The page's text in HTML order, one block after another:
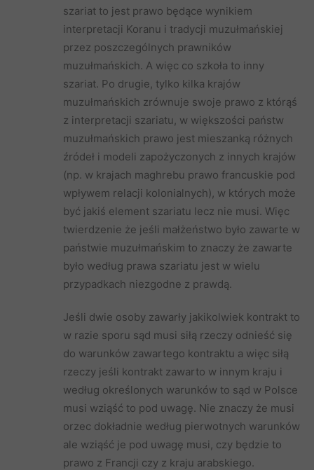
szariat to jest prawo będące wynikiem
interpretacji Koranu i tradycji muzułmańskiej
przez poszczególnych prawników
muzułmańskich. A więc co szkoła to inny
szariat. Po drugie, tylko kilka krajów
muzułmańskich zrównuje swoje prawo z którąś
z interpretacji szariatu, w większości państw
muzułmańskich prawo jest mieszanką różnych
źródeł i modeli zapożyczonych z innych krajów
(np. w krajach maghrebu prawo francuskie pod
wpływem relacji kolonialnych), w których może
być jakiś element szariatu lecz nie musi. Więc
twierdzenie że jeśli małżeństwo było zawarte w
państwie muzułmańskim to znaczy że zawarte
było według prawa szariatu jest w wielu
przypadkach niezgodne z prawdą.
Jeśli dwie osoby zawarły jakikolwiek kontrakt to
w razie sporu sąd musi siłą rzeczy odnieść się
do warunków zawartego kontraktu a więc siłą
rzeczy jeśli kontrakt zawarto w innym kraju i
według określonych warunków to sąd w Polsce
musi wziąść to pod uwagę. Nie znaczy że musi
orzec dokładnie według pierwotnych warunków
ale wziąść je pod uwagę musi, czy będzie to
prawo z Francji czy z kraju arabskiego.